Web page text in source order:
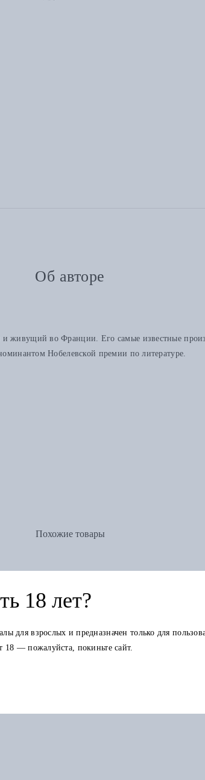
Об авторе
во Франции. Его самые известные
Нобелевской премии по литературе.
Похожие товары
18 лет?
для взрослых и предназначен только для
18 — пожалуйста, покиньте сайт.